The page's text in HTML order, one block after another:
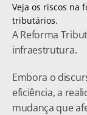
Veja os riscos na
tributários.
A Reforma
infraestrutura.
Embora o
eficiência, a
mudança que